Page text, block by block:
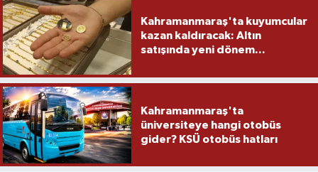
Kahramanmaraş'ta kuyumcular
kazan kaldıracak: Altın
satışında yeni dönem...
Kahramanmaraş'ta
üniversiteye hangi otobüs
gider? KSÜ otobüs hatları